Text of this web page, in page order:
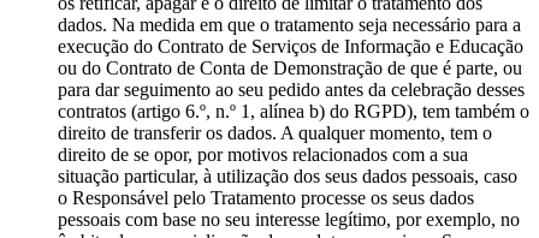
dados. Na medida em que o tratamento seja necessário para a
execução do Contrato de Serviços de Informação e Educação
ou do Contrato de Conta de Demonstração de que é parte, ou
para dar seguimento ao seu pedido antes da celebração desses
contratos (artigo 6.º, n.º 1, alínea b) do RGPD), tem também o
direito de transferir os dados. A qualquer momento, tem o
direito de se opor, por motivos relacionados com a sua
situação particular, à utilização dos seus dados pessoais, caso
o Responsável pelo Tratamento processe os seus dados
pessoais com base no seu interesse legítimo, por exemplo, no